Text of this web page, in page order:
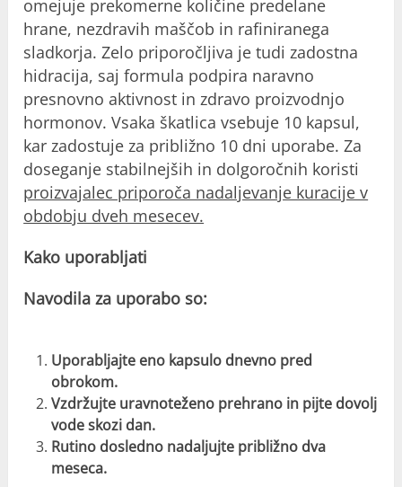
omejuje prekomerne količine predelane
hrane, nezdravih maščob in rafiniranega
sladkorja. Zelo priporočljiva je tudi zadostna
hidracija, saj formula podpira naravno
presnovno aktivnost in zdravo proizvodnjo
hormonov. Vsaka škatlica vsebuje 10 kapsul,
kar zadostuje za približno 10 dni uporabe. Za
doseganje stabilnejših in dolgoročnih koristi
proizvajalec priporoča nadaljevanje kuracije v
obdobju dveh mesecev.
Kako uporabljati
Navodila za uporabo so:
Uporabljajte eno kapsulo dnevno pred
obrokom.
Vzdržujte uravnoteženo prehrano in pijte dovolj
vode skozi dan.
Rutino dosledno nadaljujte približno dva
meseca.